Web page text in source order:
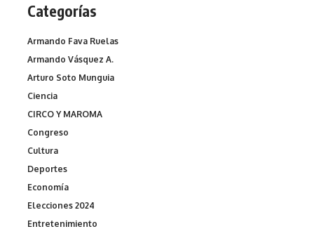
Categorías
Armando Fava Ruelas
Armando Vásquez A.
Arturo Soto Munguia
Ciencia
CIRCO Y MAROMA
Congreso
Cultura
Deportes
Economía
Elecciones 2024
Entretenimiento